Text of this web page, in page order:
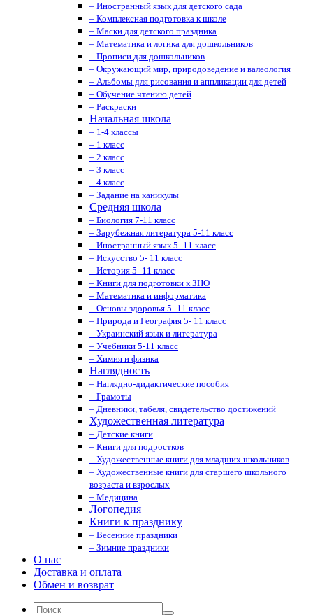
– Иностранный язык для детского сада
– Комплексная подготовка к школе
– Маски для детского праздника
– Математика и логика для дошкольников
– Прописи для дошкольников
– Окружающий мир, природоведение и валеология
– Альбомы для рисования и аппликации для детей
– Обучение чтению детей
– Раскраски
Начальная школа
– 1-4 классы
– 1 класс
– 2 класс
– 3 класс
– 4 класс
– Задание на каникулы
Средняя школа
– Биология 7-11 класс
– Зарубежная литература 5-11 класс
– Иностранный язык 5- 11 класс
– Искусство 5- 11 класс
– История 5- 11 класс
– Книги для подготовки к ЗНО
– Математика и информатика
– Основы здоровья 5- 11 класс
– Природа и География 5- 11 класс
– Украинский язык и литература
– Учебники 5-11 класс
– Химия и физика
Наглядность
– Наглядно-дидактические пособия
– Грамоты
– Дневники, табеля, свидетельство достижений
Художественная литература
– Детские книги
– Книги для подростков
– Художественные книги для младших школьников
– Художественные книги для старшего школьного
возраста и взрослых
– Медицина
Логопедия
Книги к празднику
– Весенние праздники
– Зимние праздники
О нас
Доставка и оплата
Обмен и возврат